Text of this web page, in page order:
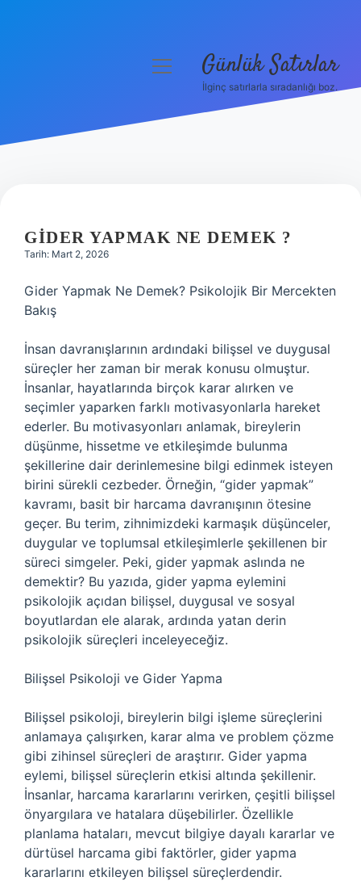
Hakkımızda
menüyü Günlük Satırlar
İlginç satırlarla sıradanlığı boz.
GIDER YAPMAK NE DEMEK ?
Tarih: Mart 2, 2026
Gider Yapmak Ne Demek? Psikolojik Bir Mercekten
Bakış
İnsan davranışlarının ardındaki bilişsel ve duygusal
süreçler her zaman bir merak konusu olmuştur.
İnsanlar, hayatlarında birçok karar alırken ve
seçimler yaparken farklı motivasyonlarla hareket
ederler. Bu motivasyonları anlamak, bireylerin
düşünme, hissetme ve etkileşimde bulunma
şekillerine dair derinlemesine bilgi edinmek isteyen
birini sürekli cezbeder. Örneğin, “gider yapmak”
kavramı, basit bir harcama davranışının ötesine
geçer. Bu terim, zihnimizdeki karmaşık düşünceler,
duygular ve toplumsal etkileşimlerle şekillenen bir
süreci simgeler. Peki, gider yapmak aslında ne
demektir? Bu yazıda, gider yapma eylemini
psikolojik açıdan bilişsel, duygusal ve sosyal
boyutlardan ele alarak, ardında yatan derin
psikolojik süreçleri inceleyeceğiz.
Bilişsel Psikoloji ve Gider Yapma
Bilişsel psikoloji, bireylerin bilgi işleme süreçlerini
anlamaya çalışırken, karar alma ve problem çözme
gibi zihinsel süreçleri de araştırır. Gider yapma
eylemi, bilişsel süreçlerin etkisi altında şekillenir.
İnsanlar, harcama kararlarını verirken, çeşitli bilişsel
önyargılara ve hatalara düşebilirler. Özellikle
planlama hataları, mevcut bilgiye dayalı kararlar ve
dürtüsel harcama gibi faktörler, gider yapma
kararlarını etkileyen bilişsel süreçlerdendir.